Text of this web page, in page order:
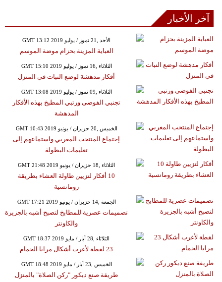
آخر الأخبار
GMT 13:12 2019 الأحد ,21 تموز / يوليو
العباية المزينة بحزام موضة الموسم
GMT 15:10 2019 الثلاثاء ,16 تموز / يوليو
أفكار مدهشة لوضع النبات في المنزل
GMT 13:08 2019 الثلاثاء ,09 تموز / يوليو
تجنبي الفوضى ورتبي المطبخ بهذه الأفكار
المدهشة
GMT 10:43 2019 الخميس ,20 حزيران / يونيو
إجتماع المنتخب المغربي واستماعهم إلى
تعليمات البطولة
GMT 21:48 2019 الثلاثاء ,18 حزيران / يونيو
10 أفكار لتزيين طاولة العشاء بطريقة
رومانسية
GMT 17:21 2019 الجمعة ,14 حزيران / يونيو
تصميمات عصرية للمطابخ لتصبح أشبه بالجزيرة
والكاونتر
GMT 18:37 2019 الثلاثاء ,28 أيار / مايو
23 لقطة لأغرب أشكال مرايا الحمام
GMT 18:48 2019 الخميس ,23 أيار / مايو
طريقة صنع ديكور "ركن الصلاة" بالمنزل